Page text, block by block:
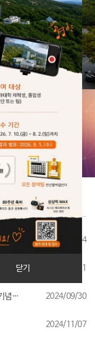
닫기
[서울공대동창회] 서울공대 85학번, 입학 40주년 기념행사 성료
2025/07/24
[서울공대동창회] 서울공대 95학번, 입학 30주년 기념행사 성료
2025/07/11
[서울공대동창회] 서울공대 75학번, 입학 50주년 기념행사 성료
2024/09/30
2024/11/07